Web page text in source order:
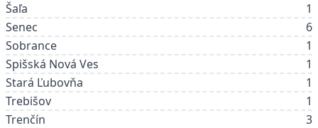
Šaľa
1
Senec
6
Sobrance
1
Spišská Nová Ves
1
Stará Ľubovňa
1
Trebišov
1
Trenčín
3